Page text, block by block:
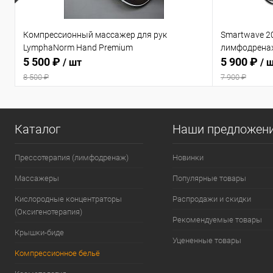
Компрессионный массажер для рук
LymphaNorm Hand Premium
5 500 ₽ / шт
8 500 ₽
Smartwave
5 900 ₽ /
7 900 ₽
Каталог
Прессотерапия (лимфодренаж)
Массажеры
Кислородные концентраторы
(Оксигенотерапия)
Крышки-биде
Компрессионное бельё
Наши
Новинки
Популярные товары
Распродажи и скидки
Рекомендуемые товары
Уцененные товары